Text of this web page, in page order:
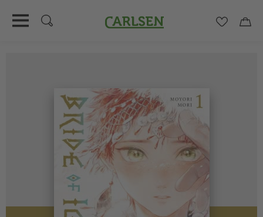
Carlsen